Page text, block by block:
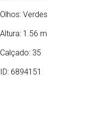
Olhos: Verdes
Altura: 1.56 m
Calçado: 35
ID: 6894151